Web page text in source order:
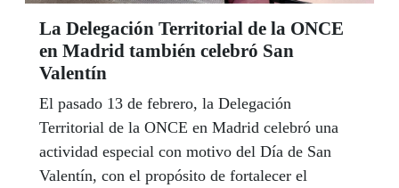
La Delegación Territorial de la ONCE
en Madrid también celebró San
Valentín
El pasado 13 de febrero, la Delegación
Territorial de la ONCE en Madrid celebró una
actividad especial con motivo del Día de San
Valentín, con el propósito de fortalecer el